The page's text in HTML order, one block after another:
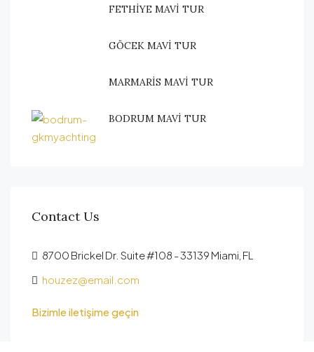
FETHİYE MAVİ TUR
GÖCEK MAVİ TUR
MARMARİS MAVİ TUR
BODRUM MAVİ TUR
Contact Us
8700 Brickel Dr. Suite #108 - 33139 Miami, FL
houzez@email.com
Bizimle iletişime geçin